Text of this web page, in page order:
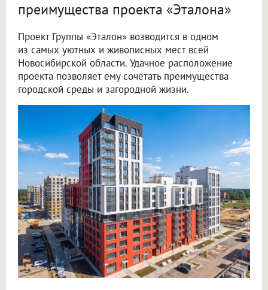
преимущества проекта «Эталона»
Проект Группы «Эталон» возводится в одном
из самых уютных и живописных мест всей
Новосибирской области. Удачное расположение
проекта позволяет ему сочетать преимущества
городской среды и загородной жизни.